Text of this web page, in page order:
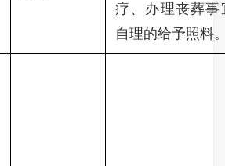
疗、办理丧葬
自理的给予照料